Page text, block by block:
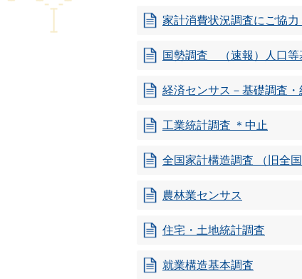
家計消費状況調査にご協力
国勢調査 （速報）人口等
経済センサス－基礎調査
工業統計調査 ＊中止
全国家計構造調査 （旧全国
農林業センサス
住宅・土地統計調査
就業構造基本調査